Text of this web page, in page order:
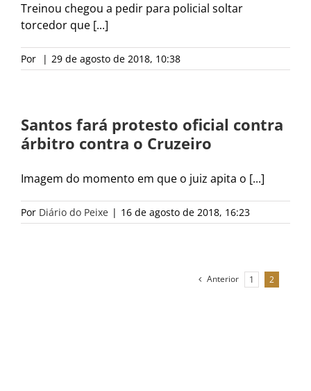
Treinou chegou a pedir para policial soltar
torcedor que [...]
Por | 29 de agosto de 2018, 10:38
Santos fará protesto oficial contra
árbitro contra o Cruzeiro
Imagem do momento em que o juiz apita o [...]
Por Diário do Peixe | 16 de agosto de 2018, 16:23
Anterior 1 2